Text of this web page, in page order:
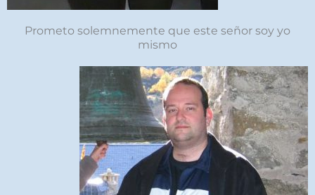
Prometo solemnemente que este señor soy yo
mismo